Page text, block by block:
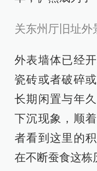
关东州厅旧址外
外表墙体已经
瓷砖或者破碎
长期闲置与年
下沉现象，顺
者看到这里的
在不断蚕食这栋